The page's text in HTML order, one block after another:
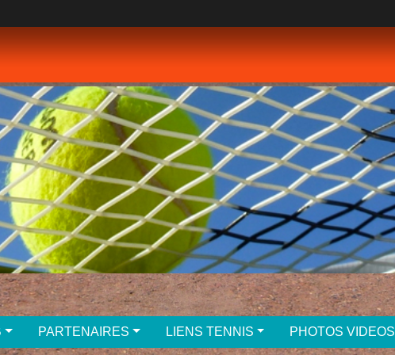
PARTENAIRES LIENS TENNIS PHOTOS VIDEOS